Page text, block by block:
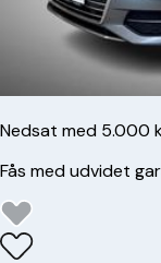
Nedsat med 5.000
Fås med udvidet